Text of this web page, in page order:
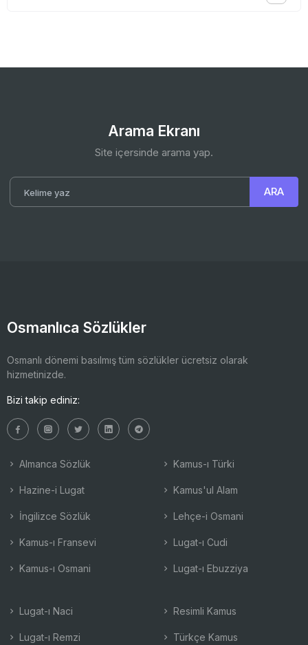
Arama Ekranı
Site içersinde arama yap.
Osmanlıca Sözlükler
Osmanlı dönemi basılmış tüm sözlükler ücretsiz olarak
hizmetinizde.
Bizi takip ediniz:
Almanca Sözlük
Hazine-i Lugat
İngilizce Sözlük
Kamus-ı Fransevi
Kamus-ı Osmani
Kamus-ı Türki
Kamus'ul Alam
Lehçe-i Osmani
Lugat-ı Cudi
Lugat-ı Ebuzziya
Lugat-ı Naci
Lugat-ı Remzi
Resimli Kamus
Türkçe Kamus